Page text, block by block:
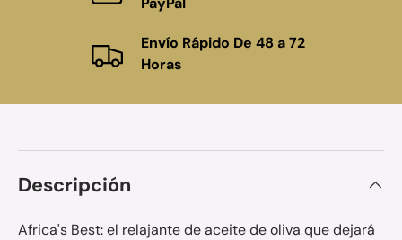
Envío Rápido De 48 a 72
Horas
Descripción
Africa's Best: el relajante de aceite de oliva que dejará